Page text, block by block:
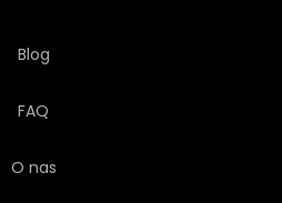
Blog
FAQ
O nas